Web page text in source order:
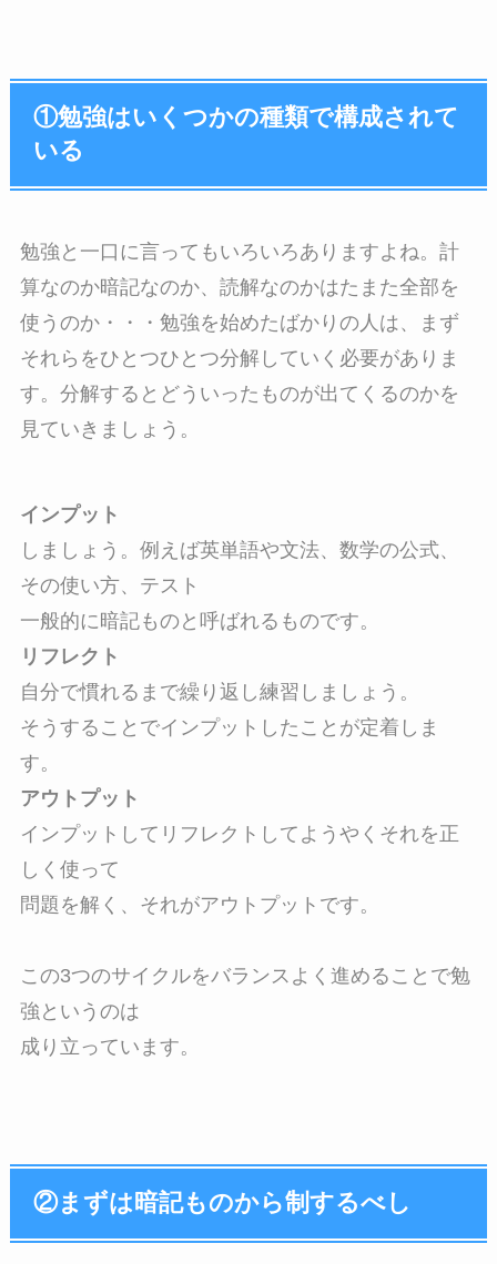
①勉強はいくつかの種類で構成されて
いる
勉強と一口に言ってもいろいろありますよね。計
算なのか暗記なのか、読解なのかはたまた全部を
使うのか・・・勉強を始めたばかりの人は、まず
それらをひとつひとつ分解していく必要がありま
す。分解するとどういったものが出てくるのかを
見ていきましょう。
インプット
しましょう。例えば英単語や文法、数学の公式、
その使い方、テスト
リフレクト
自分で慣れるまで繰り返し練習しましょう。
そうすることでインプットしたことが定着しま
アウトプット
インプットしてリフレクトしてようやくそれを正
しく使って
問題を解く、それがアウトプットです。
この3つのサイクルをバランスよく進めることで勉
強というのは
成り立っています。
②まずは暗記ものから制するべし